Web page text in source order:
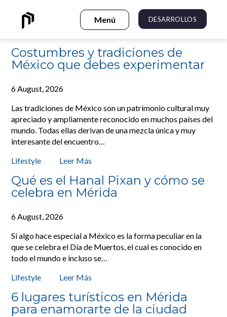
DESARROLLOS
Costumbres y tradiciones de
México que debes experimentar
6 August, 2026
Las tradiciones de México son un patrimonio cultural muy
apreciado y ampliamente reconocido en muchos países del
mundo. Todas ellas derivan de una mezcla única y muy
interesante del encuentro…
Lifestyle
Leer Más
Qué es el Hanal Pixan y cómo se
celebra en Mérida
6 August, 2026
Si algo hace especial a México es la forma peculiar en la
que se celebra el Día de Muertos, el cual es conocido en
todo el mundo e incluso se…
Lifestyle
Leer Más
6 lugares turísticos en Mérida
para enamorarte de la ciudad